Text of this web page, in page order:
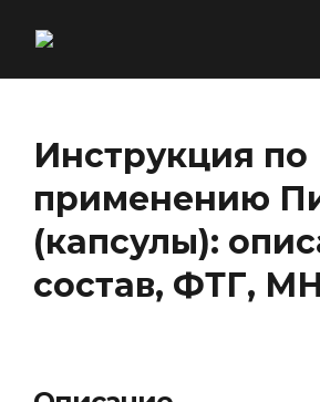
Инструкция по
применению
(капсулы):
состав, ФТГ,